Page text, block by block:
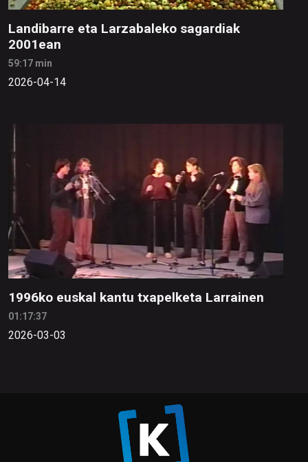
Landibarre eta Larzabaleko sagardiak
2001ean
59:17 min
2026-04-14
1996ko euskal kantu txapelketa Larrainen
01:17:37
2026-03-03